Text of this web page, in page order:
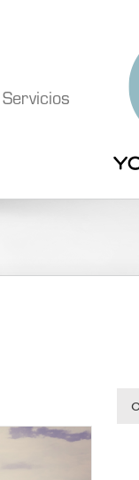
Servicios